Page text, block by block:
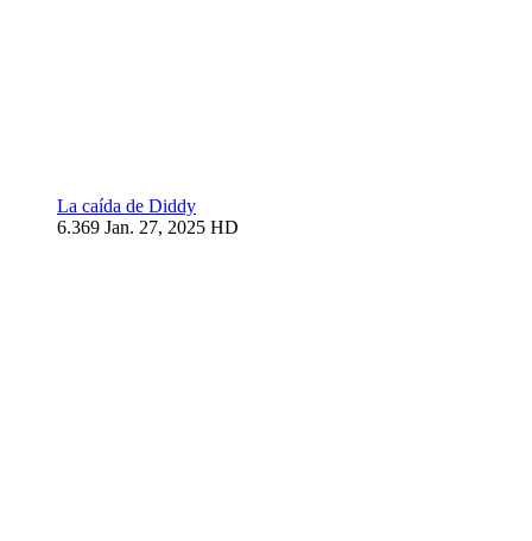
La caída de Diddy
6.369 Jan. 27, 2025 HD